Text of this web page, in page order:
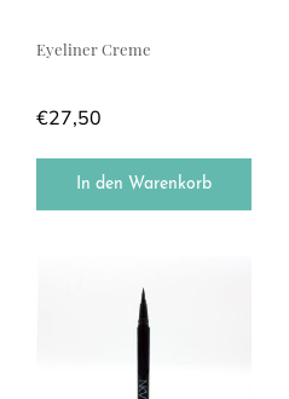
Eyeliner Creme
€27,50
In den Warenkorb